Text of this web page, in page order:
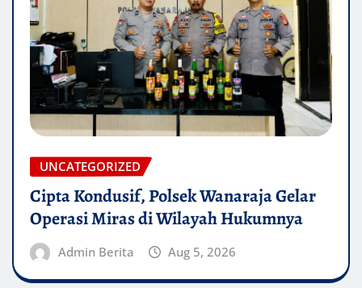
UNCATEGORIZED
Cipta Kondusif, Polsek Wanaraja Gelar
Operasi Miras di Wilayah Hukumnya
Admin Berita Aug 5, 2026